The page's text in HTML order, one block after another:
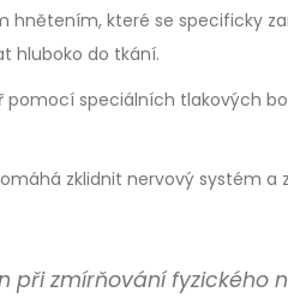
hnětením, které se specificky
hluboko do tkání.
pomocí speciálních tlakových
zklidnit nervový systém a
při zmírňování fyzického